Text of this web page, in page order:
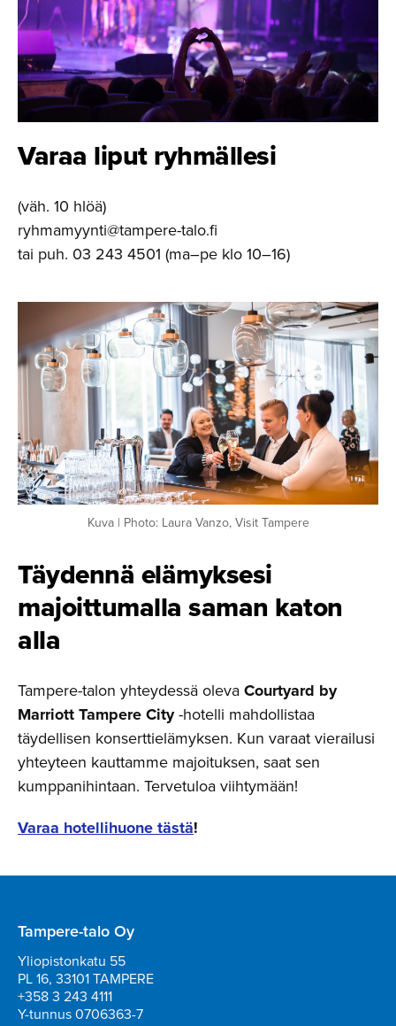
Varaa liput ryhmällesi
(väh. 10 hlöä)
ryhmamyynti@tampere-talo.fi
tai puh. 03 243 4501 (ma–pe klo 10–16)
Kuva | Photo: Laura Vanzo, Visit Tampere
Täydennä elämyksesi
majoittu­malla saman katon
alla
Tampere-talon yhteydessä olevaCourtyard by
Marriott Tampere City-hotelli mahdollistaa
täydellisen konserttielämyksen. Kun varaat vierailusi
yhteyteen kauttamme majoituksen, saat sen
kumppanihintaan. Tervetuloa viihtymään!
Varaa hotellihuone tästä!
Tampere-talo Oy
Yliopistonkatu 55
PL 16, 33101 TAMPERE
+358 3 243 4111
Y-tunnus 0706363-7